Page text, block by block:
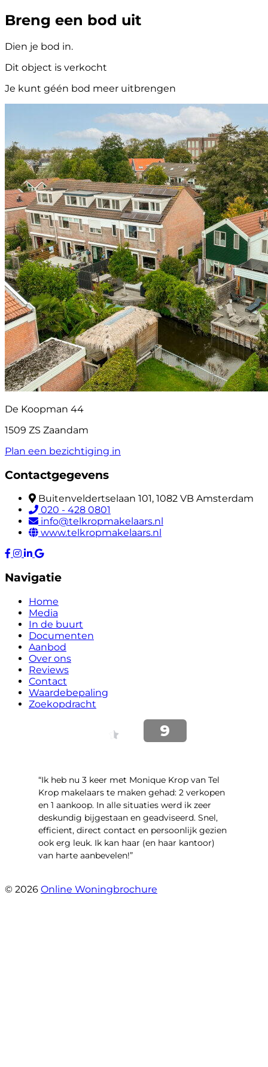
Breng een bod uit
Dien je bod in.
Dit object is verkocht
Je kunt géén bod meer uitbrengen
De Koopman 44
1509 ZS Zaandam
Plan een bezichtiging in
Contactgegevens
Buitenveldertselaan 101, 1082 VB Amsterdam
020 - 428 0801
info@telkropmakelaars.nl
www.telkropmakelaars.nl
Navigatie
Home
Media
In de buurt
Documenten
Aanbod
Over ons
Reviews
Contact
Waardebepaling
Zoekopdracht
“Ik heb nu 3 keer met Monique Krop van Tel
Krop makelaars te maken gehad: 2 verkopen
en 1 aankoop. In alle situaties werd ik zeer
deskundig bijgestaan en geadviseerd. Snel,
efficient, direct contact en persoonlijk gezien
ook erg leuk. Ik kan haar (en haar kantoor)
van harte aanbevelen!”
© 2026 Online Woningbrochure